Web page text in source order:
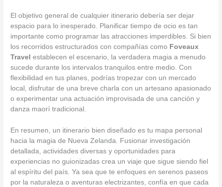
El objetivo general de cualquier itinerario debería ser dejar
espacio para lo inesperado. Planificar tiempo de ocio es tan
importante como programar las atracciones imperdibles. Si bien
los recorridos estructurados con compañías como Foveaux
Travel establecen el escenario, la verdadera magia a menudo
sucede durante los intervalos tranquilos entre medio. Con
flexibilidad en tus planes, podrías tropezar con un mercado
local, disfrutar de una breve charla con un artesano apasionado
o experimentar una actuación improvisada de una canción y
danza maorí tradicional.
En resumen, un itinerario bien diseñado es tu mapa personal
hacia la magia de Nueva Zelanda. Fusionar investigación
detallada, actividades diversas y oportunidades para
experiencias no guionizadas crea un viaje que sigue siendo fiel
al espíritu del país. Ya sea que te enfoques en serenos paseos
por la naturaleza o aventuras electrizantes, confía en que cada